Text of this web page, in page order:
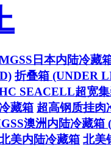
日本内陆冷藏
折叠箱 (UNDER
SEACELL超宽
藏箱 超高钢质挂肉
澳洲内陆冷藏
美内陆冷藏箱 北美